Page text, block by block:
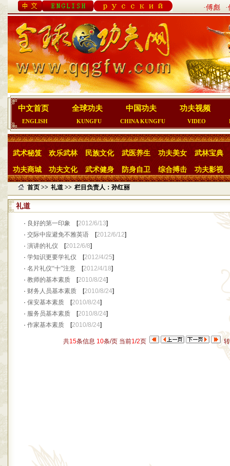
·傅彪
中文首页
ENGLISH
全球功夫
KUNGFU
中国功夫
CHINA KUNGFU
功夫视频
VIDEO
武术秘笈 欢乐武林 民族文化 武医养生 功夫美女 武林宝典
功夫商城 功夫文化 武术健身 防身自卫 综合搏击 功夫影视
首页 >> 礼道 >> 栏目负责人：孙红丽
礼道
· 良好的第一印象 [2012/6/13]
· 交际中应避免不雅英语 [2012/6/12]
· 演讲的礼仪 [2012/6/8]
· 学知识更要学礼仪 [2012/4/25]
· 名片礼仪“十”注意 [2012/4/18]
· 教师的基本素质 [2010/8/24]
· 财务人员基本素质 [2010/8/24]
· 保安基本素质 [2010/8/24]
· 服务员基本素质 [2010/8/24]
· 作家基本素质 [2010/8/24]
共15条信息 10条/页 当前1/2页